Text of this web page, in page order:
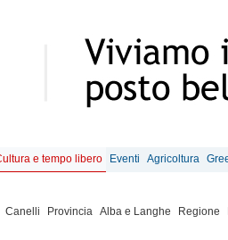
e tempo libero Eventi Agricoltura
Canelli Provincia Alba e Langhe Regione